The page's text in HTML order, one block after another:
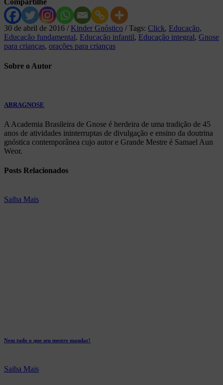
Compartilhe
30 de abril de 2016 / Kinder Gnóstico / Tags: Click, Educação,
Educação fundamental, Educação infantil, Educação integral, Gnose
para crianças, orações para crianças
Sobre o Autor
ABRAGNOSE
A Academia Brasileira de Gnose é herdeira de uma tradição de 45
anos de atividades ininterruptas de divulgação e ensino da doutrina
gnóstica contemporânea cujo autor e Grande Mestre é Samael Aun
Weor.
Posts Relacionados
Saiba Mais
Nem tudo o que seu mestre mandar!
Saiba Mais